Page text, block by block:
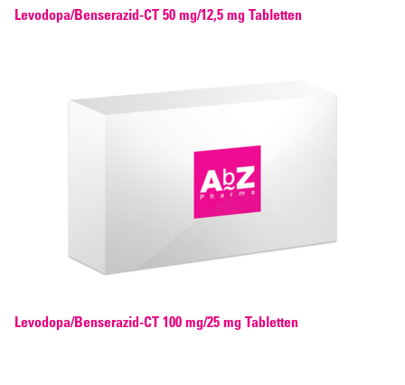
Levodopa/Benserazid-CT 50 mg/12,5 mg Tabletten
Levodopa/Benserazid-CT 100 mg/25 mg Tabletten